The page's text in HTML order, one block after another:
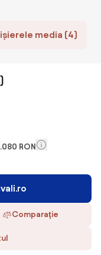
media (4)
RON
Comparaţie